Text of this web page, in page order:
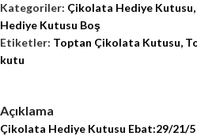
Kategoriler: Çikolata Hediye Kutusu,
Hediye Kutusu Boş
Etiketler: Toptan Çikolata Kutusu,
kutu
Açıklama
Çikolata Hediye Kutusu Ebat:29/21/5